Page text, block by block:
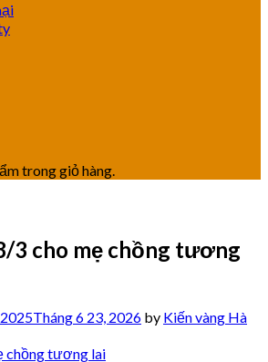
trong giỏ hàng.
3 cho mẹ chồng tương
Tháng 6 23, 2026 by Kiến vàng Hà